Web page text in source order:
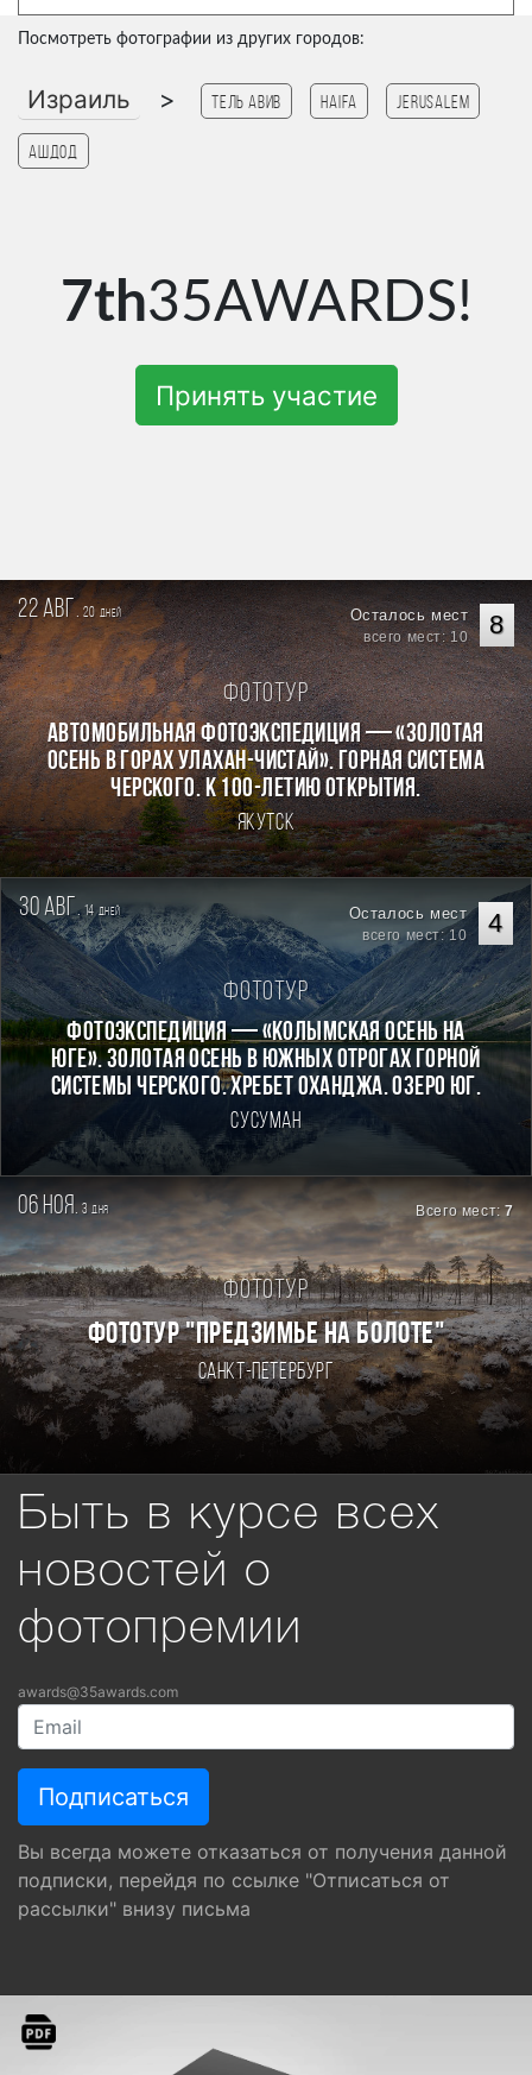
Посмотреть фотографии из других городов:
Израиль > Тель Авив haifa Jerusalem
Ашдод
7th35AWARDS!
Принять участие
22 авг. 20 дней 8
Осталось мест
всего мест: 10
Фототур
Автомобильная фотоэкспедиция — «Золотая
осень в горах Улахан-Чистай». Горная система
Черского. К 100-летию открытия.
Якутск
30 авг.14дней 4
Осталось мест
всего мест: 10
Фототур
Фотоэкспедиция — «Колымская осень на
Юге». Золотая осень в южных отрогах горной
системы Черского. Хребет Оханджа. Озеро Юг.
Сусуман
06 ноя. 3дня Всего мест:7
Фототур
ФОТОТУР "ПРЕДЗИМЬЕ НА БОЛОТЕ"
Санкт-Петербург
Быть в курсе всех
новостей о
фотопремии
awards@35awards.com
Вы всегда можете отказаться от получения данной
подписки, перейдя по ссылке "Отписаться от
рассылки" внизу письма